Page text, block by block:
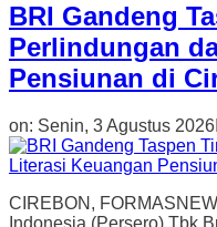
BRI Gandeng
Perlindungan
Pensiunan di
on: Senin, 3 Agustus 2026
CIREBON,